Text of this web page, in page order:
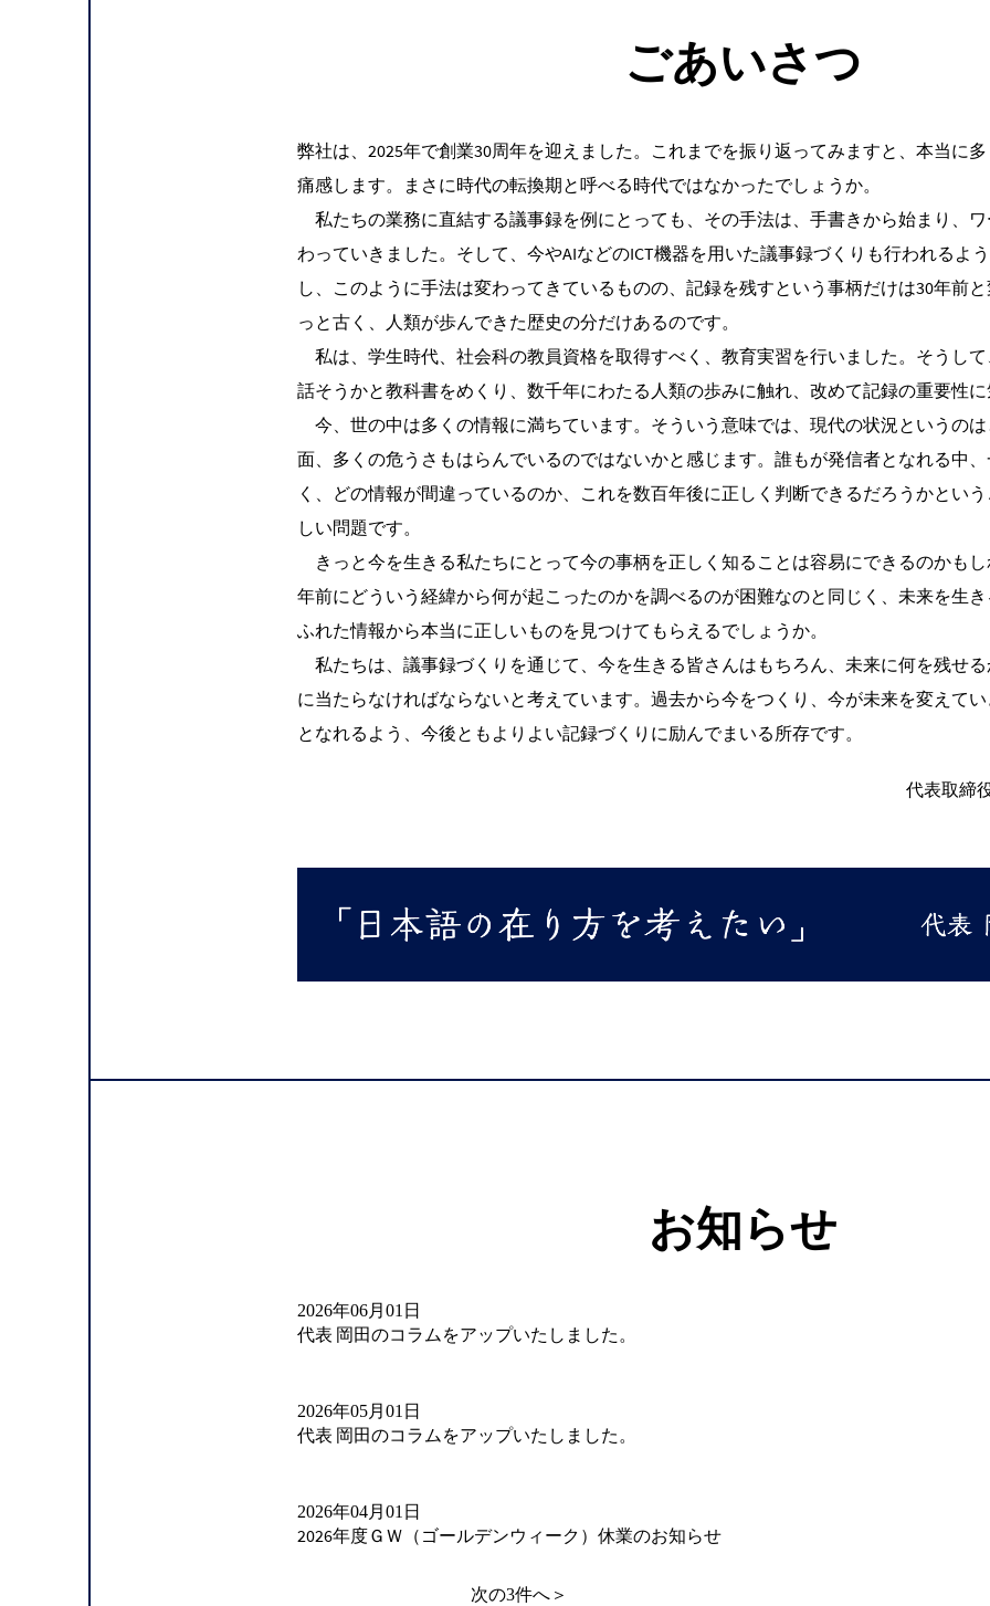
ごあいさつ
弊社は、2025年で創業30周年を迎えました。これまでを振り返ってみますと、本当に
痛感します。まさに時代の転換期と呼べる時代ではなかったでしょうか。
私たちの業務に直結する議事録を例にとっても、その手法は、手書きから始まり、
わっていきました。そして、今やAIなどのICT機器を用いた議事録づくりも行われるよ
し、このように手法は変わってきているものの、記録を残すという事柄だけは30年前
っと古く、人類が歩んできた歴史の分だけあるのです。
私は、学生時代、社会科の教員資格を取得すべく、教育実習を行いました。そうし
話そうかと教科書をめくり、数千年にわたる人類の歩みに触れ、改めて記録の重要性
今、世の中は多くの情報に満ちています。そういう意味では、現代の状況というの
面、多くの危うさもはらんでいるのではないかと感じます。誰もが発信者となれる中
く、どの情報が間違っているのか、これを数百年後に正しく判断できるだろうかとい
しい問題です。
きっと今を生きる私たちにとって今の事柄を正しく知ることは容易にできるのかも
年前にどういう経緯から何が起こったのかを調べるのが困難なのと同じく、未来を生
ふれた情報から本当に正しいものを見つけてもらえるでしょうか。
私たちは、議事録づくりを通じて、今を生きる皆さんはもちろん、未来に何を残せ
に当たらなければならないと考えています。過去から今をつくり、今が未来を変えて
となれるよう、今後ともよりよい記録づくりに励んでまいる所存です。
代表取締
お知らせ
2026年06月01日
代表 岡田のコラムをアップいたしました。
2026年05月01日
代表 岡田のコラムをアップいたしました。
2026年04月01日
2026年度ＧＷ（ゴールデンウィーク）休業のお知らせ
次の3件へ＞